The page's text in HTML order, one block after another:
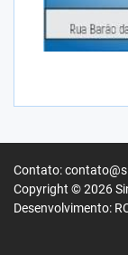
Contato:
Copyright © 2026
Desenvolvimento: